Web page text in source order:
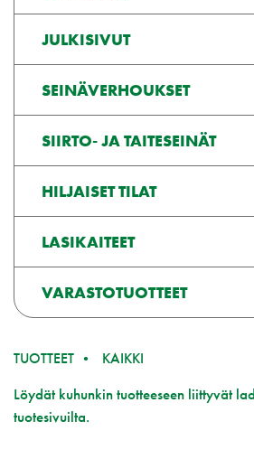
JULKISIVUT
SEINÄVERHOUKSET
SIIRTO- JA TAITESEINÄT
HILJAISET TILAT
LASIKAITEET
VARASTOTUOTTEET
TUOTTEET KAIKKI
Löydät kuhunkin tuotteeseen liittyvät
tuotesivuilta.